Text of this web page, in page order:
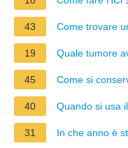
43 Come trovare
19 Quale tumore
45 Come si
40 Quando si usa
31 In che anno è